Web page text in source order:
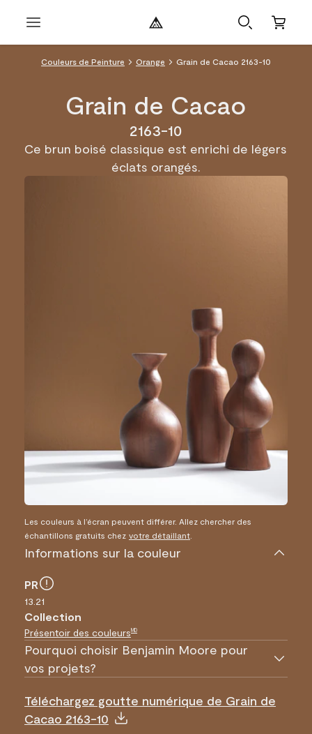
Couleurs de Peinture Orange Grain de Cacao 2163-10
Grain de Cacao
2163-10
Ce brun boisé classique est enrichi de légers
éclats orangés.
Les couleurs à l’écran peuvent différer. Allez chercher des
échantillons gratuits chez votre détaillant
Informations sur la couleur
PR
13.21
Collection
Présentoir des couleursMD
Pourquoi choisir Benjamin Moore pour
vos projets?
Téléchargez goutte numérique de Grain de
Cacao 2163-10